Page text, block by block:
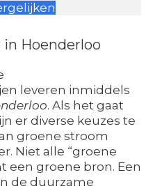
Hoenderloo
leveren inmiddels
. Als het gaat
er diverse keuzes te
groene stroom
Niet alle “groene
een groene bron. Een
de duurzame